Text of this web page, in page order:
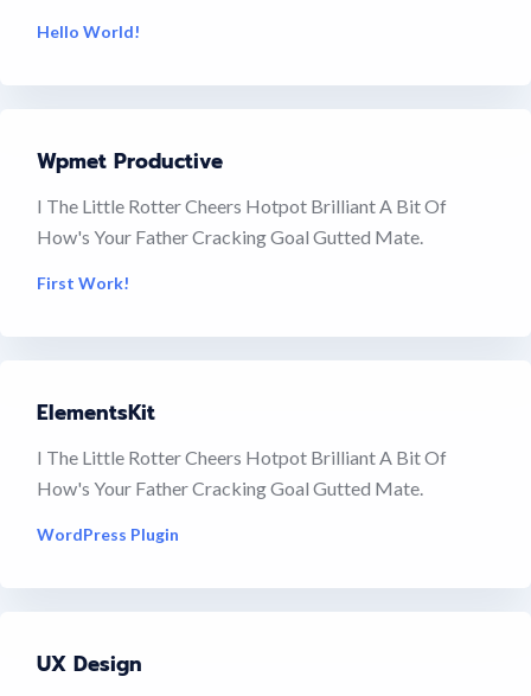
Hello World!
Wpmet Productive
I The Little Rotter Cheers Hotpot Brilliant A Bit Of
How's Your Father Cracking Goal Gutted Mate.
First Work!
ElementsKit
I The Little Rotter Cheers Hotpot Brilliant A Bit Of
How's Your Father Cracking Goal Gutted Mate.
WordPress Plugin
UX Design